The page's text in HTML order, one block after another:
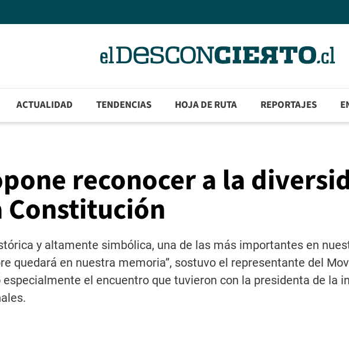
ACTUALIDAD TENDENCIAS HOJA DE RUTA REPORTAJES
reconocer a la
y altamente simbólica, una de las más importantes en
quedará en nuestra memoria”, sostuvo el representante del
el encuentro que tuvieron con la presidenta de la